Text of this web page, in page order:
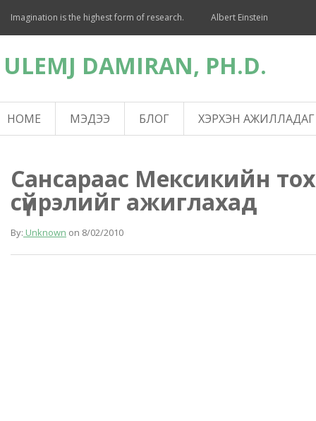
Imagination is the highest form of research. Albert Einstein
ULEMJ DAMIRAN, PH.D.
HOME МЭДЭЭ БЛОГ ХЭРХЭН АЖИЛЛАДАГ
Сансараас Мексикийн
сүйрэлийг ажиглахад
By: Unknown on 8/02/2010